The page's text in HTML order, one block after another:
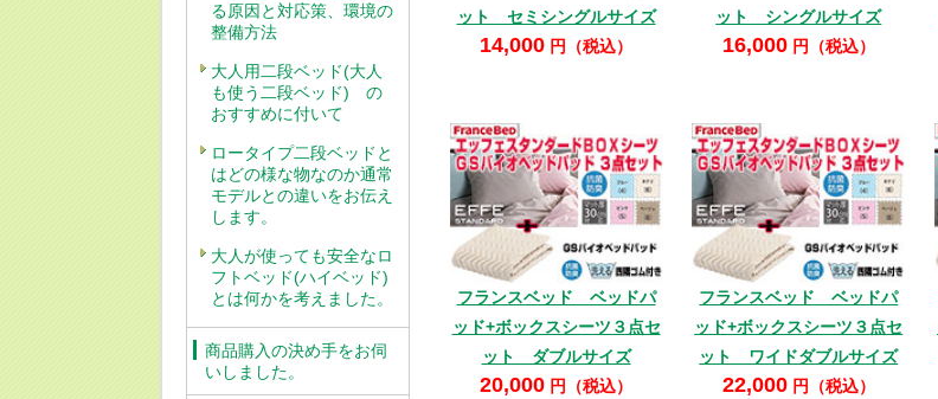
る原因と対応策、環境の
整備方法
大人用二段ベッド(大人
も使う二段ベッド) の
おすすめに付いて
ロータイプ二段ベッドと
はどの様な物なのか通常
モデルとの違いをお伝え
します。
大人が使っても安全なロ
フトベッド(ハイベッド)
とは何かを考えました。
商品購入の決め手をお伺
いしました。
ット セミシングルサイズ
14,000 円（税込）
ット シングルサイズ
16,000円（税込）
フランスベッド ベッドパ
ッド+ボックスシーツ３点セ
ット ダブルサイズ
20,000 円（税込）
フランスベッド ベッドパ
ッド+ボックスシーツ３点セ
ット ワイドダブルサイズ
22,000円（税込）